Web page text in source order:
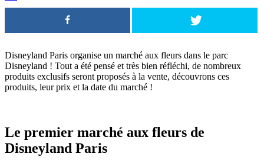
Disneyland Paris organise un marché aux fleurs dans le parc
Disneyland ! Tout a été pensé et très bien réfléchi, de nombreux
produits exclusifs seront proposés à la vente, découvrons ces
produits, leur prix et la date du marché !
Le premier marché aux fleurs de
Disneyland Paris